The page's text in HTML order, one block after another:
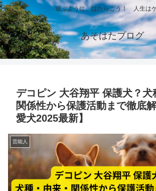
遊ぶように、はたらこう！ 人生は
あそはたブログ
デコピン 大谷翔平 保護犬？犬
関係性から保護活動まで徹底
愛犬2025最新】
芸能人